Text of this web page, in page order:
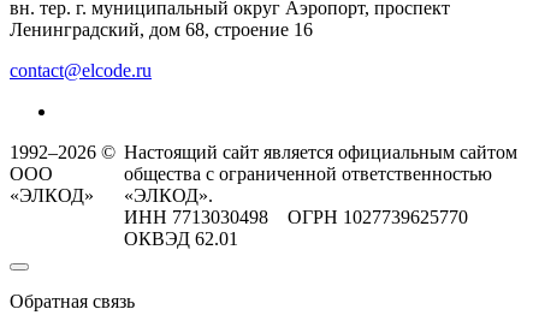
вн. тер. г. муниципальный округ Аэропорт, проспект
Ленинградский, дом 68, строение 16
contact@elcode.ru
1992–2026 ©
ООО
«ЭЛКОД»
Настоящий сайт является официальным сайтом
общества с ограниченной ответственностью
«ЭЛКОД».
ИНН 7713030498 ОГРН 1027739625770
ОКВЭД 62.01
Обратная связь